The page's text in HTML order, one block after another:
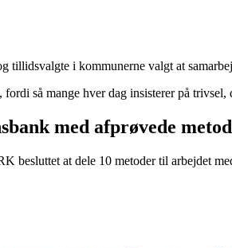
tillidsvalgte i kommunerne valgt at
så mange hver dag insisterer på
med afprøvede
besluttet at dele 10 metoder til arbejdet